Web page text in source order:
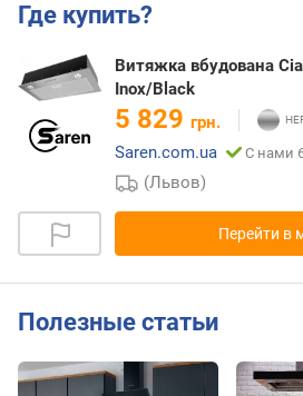
Где купить?
Витяжка вбудована
Inox/Black
5 829 грн.
Saren.com.ua
С нами
(Львов)
Перейти в
Полезные статьи